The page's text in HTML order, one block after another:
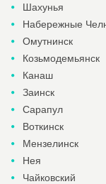
Шахунья
Набережные
Омутнинск
Козьмодемьянск
Канаш
Заинск
Сарапул
Воткинск
Мензелинск
Нея
Чайковский